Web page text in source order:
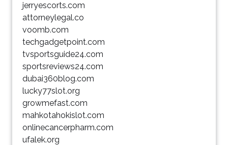
jerryescorts.com
attorneylegal.co
voomb.com
techgadgetpoint.com
tvsportsguide24.com
sportsreviews24.com
dubai360blog.com
lucky77slot.org
growmefast.com
mahkotahokislot.com
onlinecancerpharm.com
ufalek.org